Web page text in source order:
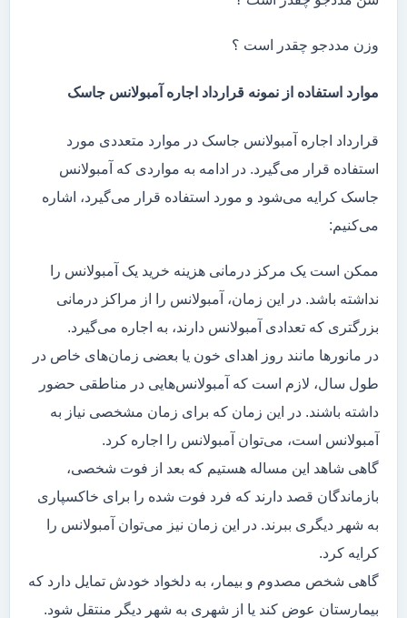
وزن مددجو چقدر است ؟
موارد استفاده از نمونه قرارداد اجاره آمبولانس جاسک
قرارداد اجاره آمبولانس جاسک در موارد متعددی مورد
استفاده قرار می‌گیرد. در ادامه به مواردی که آمبولانس
جاسک کرایه می‌شود و مورد استفاده قرار می‌گیرد، اشاره
می‌کنیم:
ممکن است یک مرکز درمانی هزینه خرید یک آمبولانس را
نداشته باشد. در این زمان، آمبولانس را از مراکز درمانی
بزرگتری که تعدادی آمبولانس دارند، به اجاره می‌گیرد.
در مانور‌ها مانند روز اهدای خون یا بعضی زمان‌های خاص در
طول سال، لازم است که آمبولانس‌هایی در مناطقی حضور
داشته باشند. در این زمان که برای زمان مشخصی نیاز به
آمبولانس است، می‌توان آمبولانس را اجاره کرد.
گاهی شاهد این مساله هستیم که بعد از فوت شخصی،
بازماندگان قصد دارند که فرد فوت شده را برای خاکسپاری
به شهر دیگری ببرند. در این زمان نیز می‌توان آمبولانس را
کرایه کرد.
گاهی شخص مصدوم و بیمار، به دلخواد خودش تمایل دارد که
بیمارستان عوض کند یا از شهری به شهر دیگر منتقل شود.